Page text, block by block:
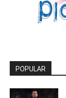
POPULAR